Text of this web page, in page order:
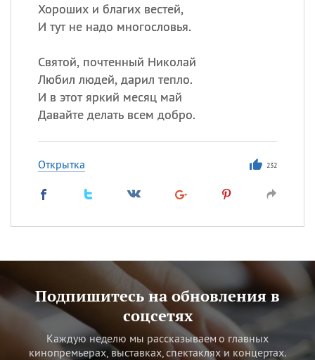
Хороших и благих вестей,
И тут не надо многословья.
Святой, почтенный Николай
Любил людей, дарил тепло.
И в этот яркий месяц май
Давайте делать всем добро.
Открытка 232
Подпишитесь на обновления в
соцсетях
Каждую неделю мы рассказываем о главных
кинопремьерах, выставках, спектаклях и концертах.